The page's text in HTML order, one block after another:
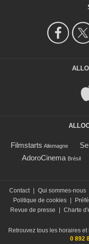
Filmstarts Allemagne
AdoroCinema Brésil
Contact Qui sommes-nous
Politique de cookies
Revue de presse
Charte
Retrouvez tous les horaires
0 892